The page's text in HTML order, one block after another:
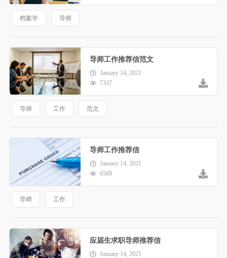
档案学 导师
导师工作推荐信范文
January 14, 2021
7337
导师 工作 范文
导师工作推荐信
January 14, 2021
6569
导师 工作
应届生求职导师推荐信
January 14, 2021